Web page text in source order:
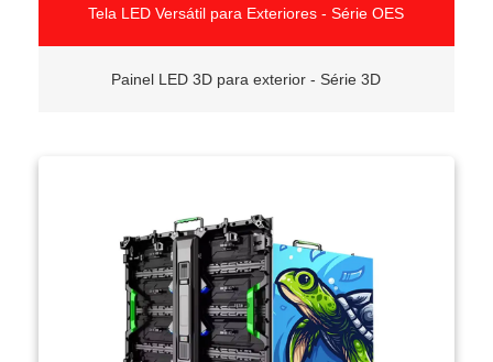
Tela LED Versátil para Exteriores - Série OES
Painel LED 3D para exterior - Série 3D